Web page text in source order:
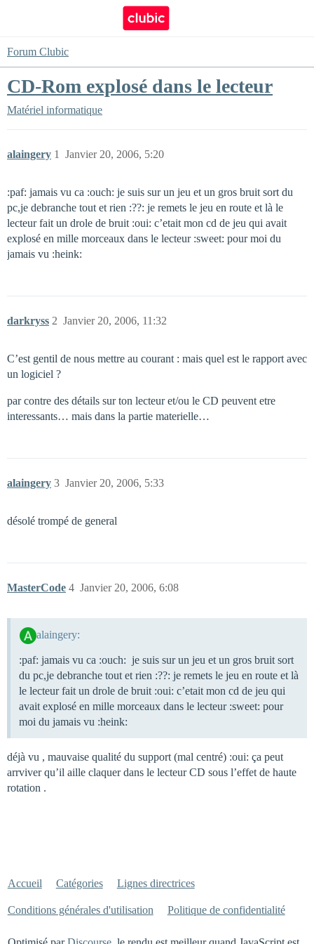
Forum Clubic
CD-Rom explosé dans le lecteur
Matériel informatique
alaingery Janvier 20, 2006, 5:20
1
:paf: jamais vu ca :ouch: je suis sur un jeu et un gros bruit sort du
pc,je debranche tout et rien :??: je remets le jeu en route et là le
lecteur fait un drole de bruit :oui: c’etait mon cd de jeu qui avait
explosé en mille morceaux dans le lecteur :sweet: pour moi du
jamais vu :heink:
darkryss Janvier 20, 2006, 11:32
2
C’est gentil de nous mettre au courant : mais quel est le rapport avec
un logiciel ?
par contre des détails sur ton lecteur et/ou le CD peuvent etre
interessants… mais dans la partie materielle…
alaingery Janvier 20, 2006, 5:33
3
désolé trompé de general
MasterCode Janvier 20, 2006, 6:08
4
alaingery:
:paf: jamais vu ca :ouch: je suis sur un jeu et un gros bruit sort
du pc,je debranche tout et rien :??: je remets le jeu en route et là
le lecteur fait un drole de bruit :oui: c’etait mon cd de jeu qui
avait explosé en mille morceaux dans le lecteur :sweet: pour
moi du jamais vu :heink:
déjà vu , mauvaise qualité du support (mal centré) :oui: ça peut
arrviver qu’il aille claquer dans le lecteur CD sous l’effet de haute
rotation .
Accueil Catégories Lignes directrices
Conditions générales d'utilisation Politique de confidentialité